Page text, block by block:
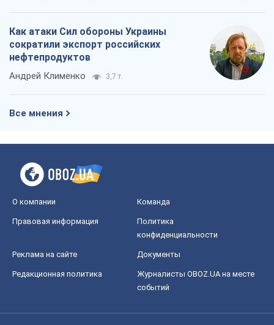
Как атаки Сил обороны Украины
сократили экспорт российских
нефтепродуктов
Андрей Клименко 3,7 т.
Все мнения
О компании Команда
Правовая информация
Политика
конфиденциальности
Реклама на сайте Документы
Редакционная политика
Журналисты OBOZ.UA на месте
событий